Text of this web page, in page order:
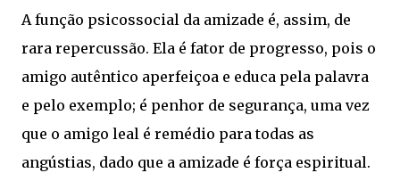
A função psicossocial da amizade é, assim, de
rara repercussão. Ela é fator de progresso, pois o
amigo autêntico aperfeiçoa e educa pela palavra
e pelo exemplo; é penhor de segurança, uma vez
que o amigo leal é remédio para todas as
angústias, dado que a amizade é força espiritual.